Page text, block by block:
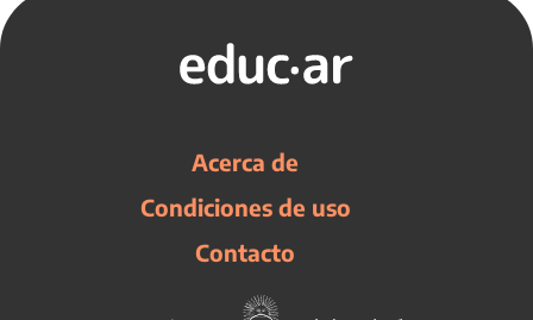
Acerca de
Condiciones de uso
Contacto